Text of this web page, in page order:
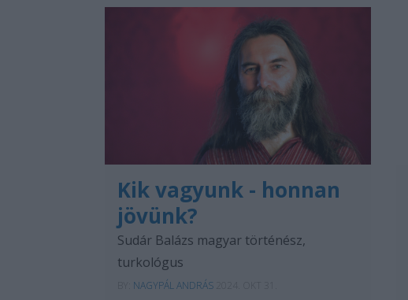
Kik vagyunk - honnan
jövünk?
Sudár Balázs magyar történész,
turkológus
NAGYPÁL ANDRÁS